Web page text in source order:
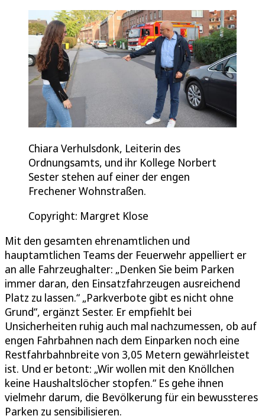
Chiara Verhulsdonk, Leiterin des
Ordnungsamts, und ihr Kollege Norbert
Sester stehen auf einer der engen
Frechener Wohnstraßen.
Copyright: Margret Klose
Mit den gesamten ehrenamtlichen und
hauptamtlichen Teams der Feuerwehr appelliert er
an alle Fahrzeughalter: „Denken Sie beim Parken
immer daran, den Einsatzfahrzeugen ausreichend
Platz zu lassen.“ „Parkverbote gibt es nicht ohne
Grund“, ergänzt Sester. Er empfiehlt bei
Unsicherheiten ruhig auch mal nachzumessen, ob auf
engen Fahrbahnen nach dem Einparken noch eine
Restfahrbahnbreite von 3,05 Metern gewährleistet
ist. Und er betont: „Wir wollen mit den Knöllchen
keine Haushaltslöcher stopfen.“ Es gehe ihnen
vielmehr darum, die Bevölkerung für ein bewussteres
Parken zu sensibilisieren.